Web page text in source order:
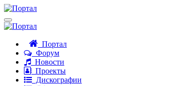
Портал
Форум
Новости
Проекты
Дискографии